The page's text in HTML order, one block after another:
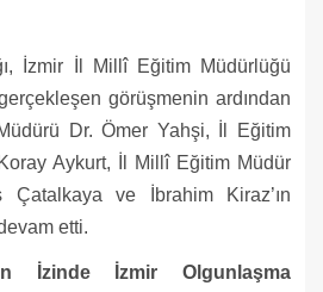
İzmir İl Millî Eğitim Müdürlüğü
görüşmenin ardından
Dr. Ömer Yahşi, İl Eğitim
Aykurt, İl Millî Eğitim Müdür
Çatalkaya ve İbrahim Kiraz’ın
etti.
İzinde İzmir Olgunlaşma